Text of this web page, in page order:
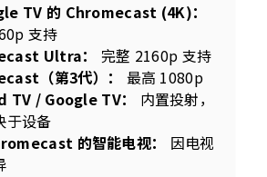
TV 的 Chromecast (4K)：
支持
Ultra：
完整 2160p 支持
（第3代）：
最高 1080p
/ Google TV：
内置投射，
于设备
的智能电视：
因电视